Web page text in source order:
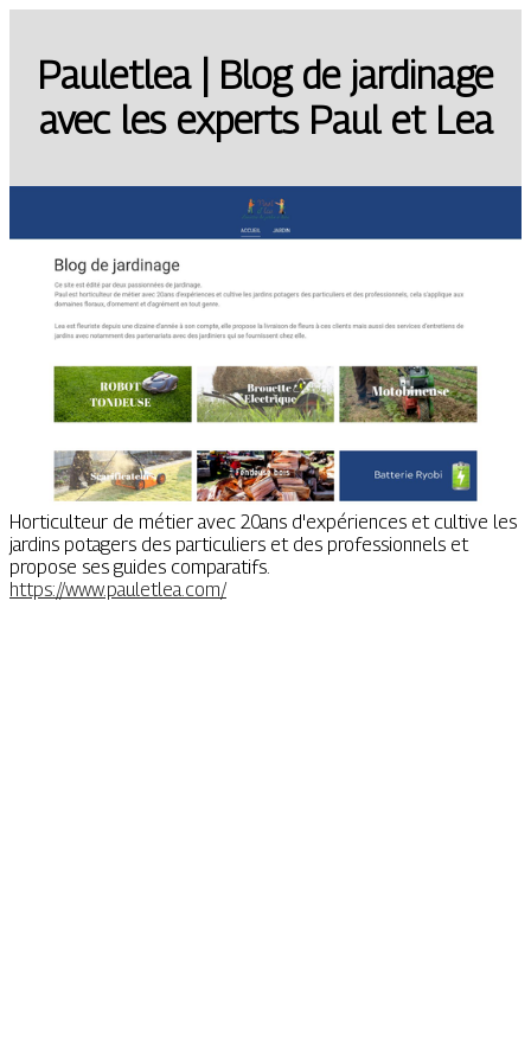
Pauletlea | Blog de jardinage
avec les experts Paul et Lea
Horticulteur de métier avec 20ans d'expériences et cultive les
jardins potagers des particuliers et des professionnels et
propose ses guides comparatifs.
https://www.pauletlea.com/